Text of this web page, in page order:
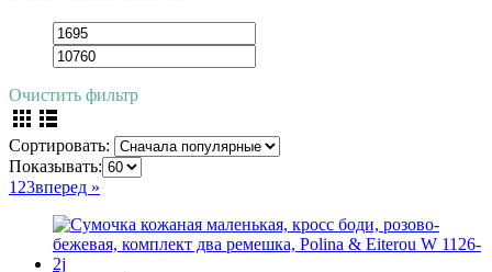
Очистить фильтр
Сортировать:
Показывать:
1 23вперед »